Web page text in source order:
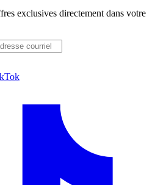
exclusives directement dans votre